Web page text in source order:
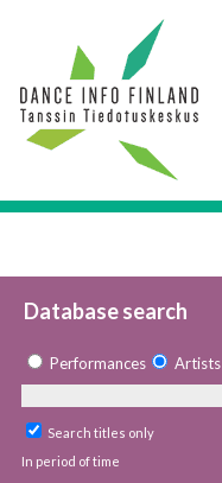
Database search
Performances Artists
Search titles only
In period of time